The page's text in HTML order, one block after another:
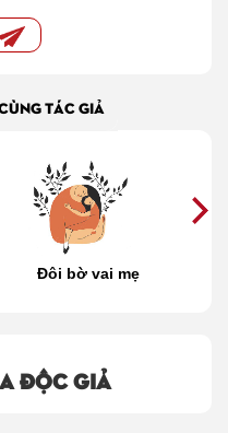
TÁC GIẢ
Đôi bờ vai mẹ
độc giả